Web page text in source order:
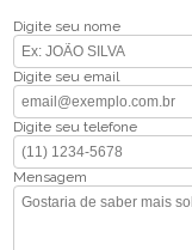
Digite seu nome
Digite seu email
Digite seu telefone
Mensagem